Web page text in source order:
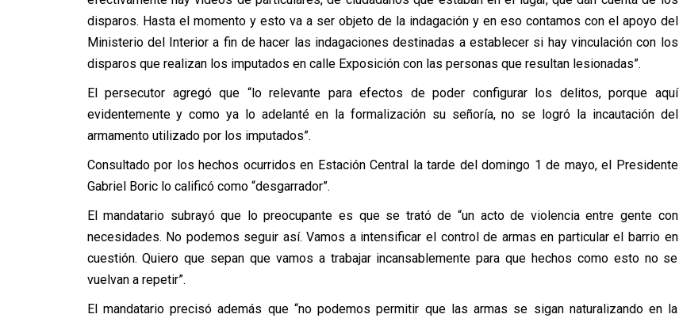
disparos. Hasta el momento y esto va a ser objeto de la indagación y en eso contamos con el apoyo del
Ministerio del Interior a fin de hacer las indagaciones destinadas a establecer si hay vinculación con los
disparos que realizan los imputados en calle Exposición con las personas que resultan lesionadas”.
El persecutor agregó que “lo relevante para efectos de poder configurar los delitos, porque aquí
evidentemente y como ya lo adelanté en la formalización su señoría, no se logró la incautación del
armamento utilizado por los imputados”.
Consultado por los hechos ocurridos en Estación Central la tarde del domingo 1 de mayo, el Presidente
Gabriel Boric lo calificó como “desgarrador”.
El mandatario subrayó que lo preocupante es que se trató de “un acto de violencia entre gente con
necesidades. No podemos seguir así. Vamos a intensificar el control de armas en particular el barrio en
cuestión. Quiero que sepan que vamos a trabajar incansablemente para que hechos como esto no se
vuelvan a repetir”.
El mandatario precisó además que “no podemos permitir que las armas se sigan naturalizando en la